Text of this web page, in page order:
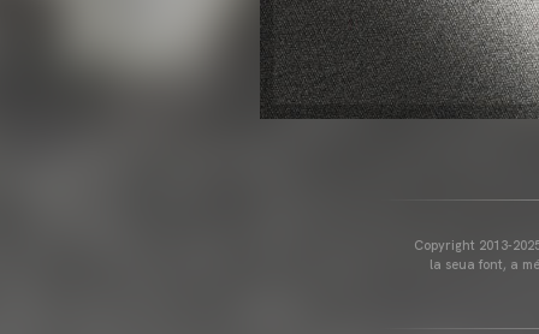
Copyright 2013-
la seua font, a